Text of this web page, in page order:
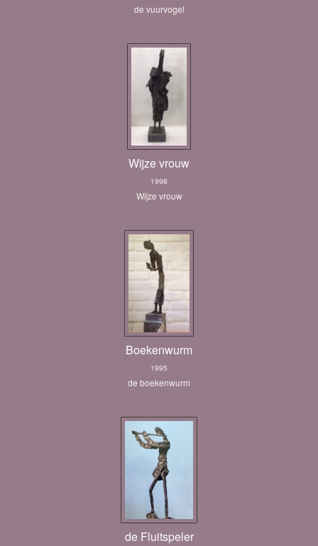
de vuurvogel
Wijze vrouw
1998
Wijze vrouw
Boekenwurm
1995
de boekenwurm
de Fluitspeler